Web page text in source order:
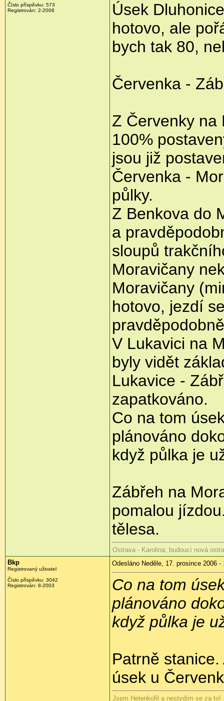
Číslo příspěvku: 573
Registrován: 2-2006
Úsek
hotovo, ale
bych tak 80,
Červenka -
Z Červenky na
100%
jsou již
Červenka -
půlky.
Z Benkova do
a
sloupů
Moravičany
Moravičany
hotovo, jezdí
V Lukavici na
byly vidět
Lukavice -
zapatkováno.
Co na tom
plánováno
když půlka je
Zábřeh na
pomalou
tělesa.
Ostrava - Karolina; budoucí nová
Bkp
Registrovaný uživatel
Číslo příspěvku: 3042
Registrován: 8-2003
Odesláno Neděle, 17. prosince 2006 -
Co na tom
plánováno
když půlka je
Patrně
úsek u
Jsem Helenkofil a nestydím se za to!